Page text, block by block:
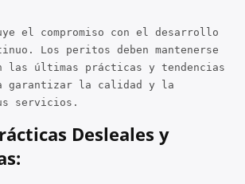
el compromiso con el desarrollo
Los peritos deben mantenerse
las últimas prácticas y tendencias
garantizar la calidad y la
servicios.
Desleales y